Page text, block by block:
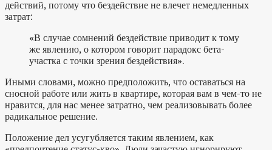
действий, потому что бездействие не влечет немедленных
затрат:
«В случае сомнений бездействие приводит к тому
же явлению, о котором говорит парадокс бета-
участка с точки зрения бездействия».
Иными словами, можно предположить, что оставаться на
сносной работе или жить в квартире, которая вам в чем-то не
нравится, для нас менее затратно, чем реализовывать более
радикальное решение.
Положение дел усугубляется таким явлением, как